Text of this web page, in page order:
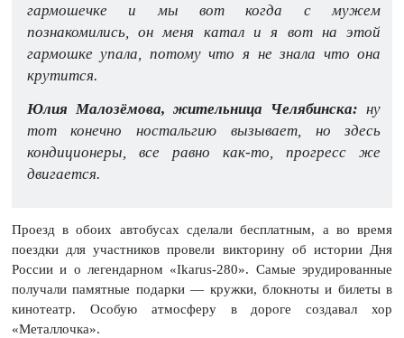
гармошечке и мы вот когда с мужем
познакомились, он меня катал и я вот на этой
гармошке упала, потому что я не знала что она
крутится.
Юлия Малозёмова, жительница Челябинска: ну
тот конечно ностальгию вызывает, но здесь
кондиционеры, все равно как-то, прогресс же
двигается.
Проезд в обоих автобусах сделали бесплатным, а во время
поездки для участников провели викторину об истории Дня
России и о легендарном «Ikarus-280». Самые эрудированные
получали памятные подарки — кружки, блокноты и билеты в
кинотеатр. Особую атмосферу в дороге создавал хор
«Металлочка».